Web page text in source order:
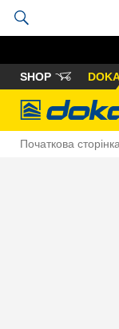
SHOP
Doka
Початкова сторінка